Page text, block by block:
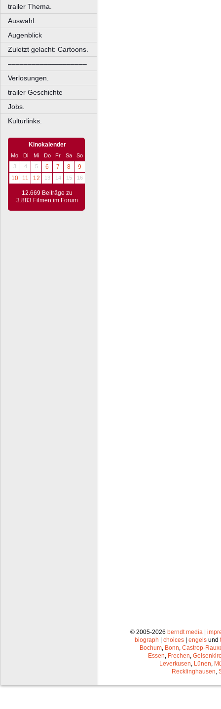
trailer Thema.
Auswahl.
Augenblick
Zuletzt gelacht: Cartoons.
––––––––––––––––––––
Verlosungen.
trailer Geschichte
Jobs.
Kulturlinks.
Kinokalender
Mo Di Mi Do Fr Sa
So
3
4 5 6 7 8
9
10
11 12 13 14 15 16
12.669 Beiträge zu
3.883 Filmen im Forum
© 2005-2026 berndt media |
biograph | choices | engels und
Bochum Bonn Castrop-
Essen Frechen
Leverkusen Lünen
Recklinghausen